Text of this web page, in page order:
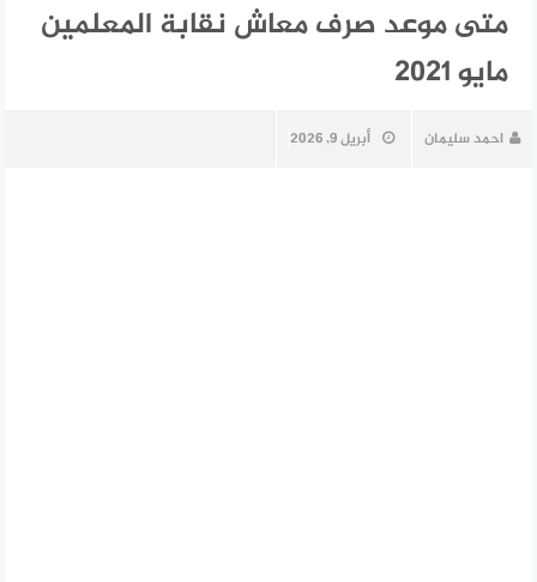
متى موعد صرف معاش نقابة المعلمين
مايو 2021
احمد سليمان أبريل 9, 2026